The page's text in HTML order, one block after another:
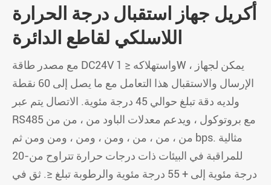
أكريل جهاز استقبال درجة الحرارة
اللاسلكي لقاطع الدائرة
مع مصدر طاقة DC24V واستهلاكه ≤ 1W ، يمكن لجهاز
الإرسال والاستقبال هذا التعامل مع ما يصل إلى 60 نقطة
ولديه دقة تبلغ حوالي 45 درجة مئوية. الاتصال يتم عبر
RS485 مع بروتوكول ، ويدعم معدلات الباود من ، من من
من ، من ، من ، ومن ، ومن ، ومن ومن ثم bps. مثالية
للمراقبة في البيئات ذات درجات حرارة تتراوح من-20
درجة مئوية إلى + 55 درجة مئوية والرطوبة تبلغ ≤. ثق في